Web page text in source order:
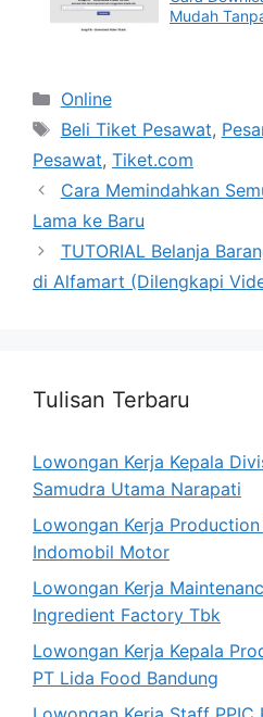
Mudah
Categories
Online
Tags
Beli Tiket Pesawat,
Pesawat, Tiket.com
Cara Memindahkan
Lama ke Baru
TUTORIAL Belanja
di Alfamart (Dilengkapi
Tulisan Terbaru
Lowongan Kerja Kepala
Samudra Utama Narapati
Lowongan Kerja
Indomobil Motor
Lowongan Kerja
Ingredient Factory Tbk
Lowongan Kerja Kepala
PT Lida Food Bandung